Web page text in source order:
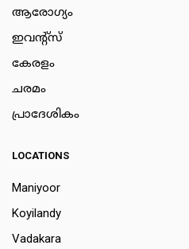
ആരോഗ്യം
ഇവന്റ്സ്
കേരളം
ചരമം
പ്രാദേശികം
LOCATIONS
Maniyoor
Koyilandy
Vadakara